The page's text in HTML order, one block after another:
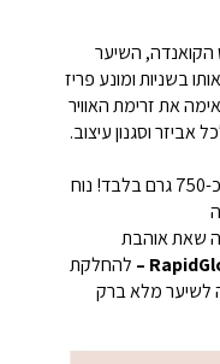
השיער
בשניות ומונע פריז
את זרימת האוויר
וסגנון עיצוב.
קל משקל כ-750 גרם בלבד! נוח
שאת אוהבת
להחלקת
לשיער מלא ברק